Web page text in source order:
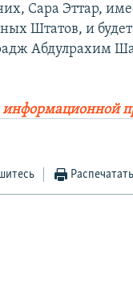
Сара Эттар,
Штатов, и будет
Абдулрахим
информационной
Распечатать